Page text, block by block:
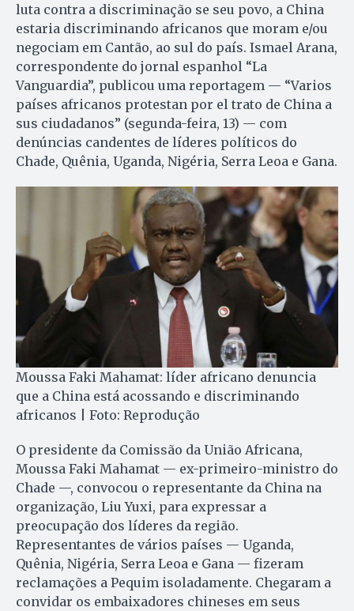
luta contra a discriminação se seu povo, a China
estaria discriminando africanos que moram e/ou
negociam em Cantão, ao sul do país. Ismael Arana,
correspondente do jornal espanhol “La
Vanguardia”, publicou uma reportagem — “Varios
países africanos protestan por el trato de China a
sus ciudadanos” (segunda-feira, 13) — com
denúncias candentes de líderes políticos do
Chade, Quênia, Uganda, Nigéria, Serra Leoa e Gana.
Moussa Faki Mahamat: líder africano denuncia
que a China está acossando e discriminando
africanos | Foto: Reprodução
O presidente da Comissão da União Africana,
Moussa Faki Mahamat — ex-primeiro-ministro do
Chade —, convocou o representante da China na
organização, Liu Yuxi, para expressar a
preocupação dos líderes da região.
Representantes de vários países — Uganda,
Quênia, Nigéria, Serra Leoa e Gana — fizeram
reclamações a Pequim isoladamente. Chegaram a
convidar os embaixadores chineses em seus